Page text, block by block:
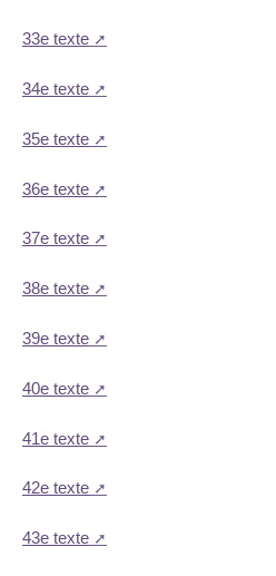
33e texte
34e texte
35e texte
36e texte
37e texte
38e texte
39e texte
40e texte
41e texte
42e texte
43e texte